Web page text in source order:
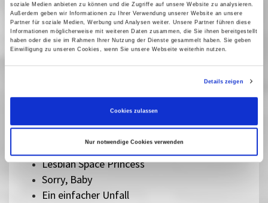
soziale Medien anbieten zu können und die Zugriffe auf unsere Website zu analysieren.
Außerdem geben wir Informationen zu Ihrer Verwendung unserer Website an unsere
Partner für soziale Medien, Werbung und Analysen weiter. Unsere Partner führen diese
Informationen möglicherweise mit weiteren Daten zusammen, die Sie ihnen bereitgestellt
haben oder die sie im Rahmen Ihrer Nutzung der Dienste gesammelt haben. Sie geben
Einwilligung zu unseren Cookies, wenn Sie unsere Webseite weiterhin nutzen.
Details zeigen
Cookies zulassen
Nur notwendige Cookies verwenden
Sorda
Sehnsucht in Sangerhausen
Vermiglio
Im Schatten des Orangenbaums
Der Held vom Bahnhof Friedrichstraße
Das Verschwinden des Josef Mengele
Sentimental Value
The Mastermind
Silent Friend
Lesbian Space Princess
Sorry, Baby
Ein einfacher Unfall